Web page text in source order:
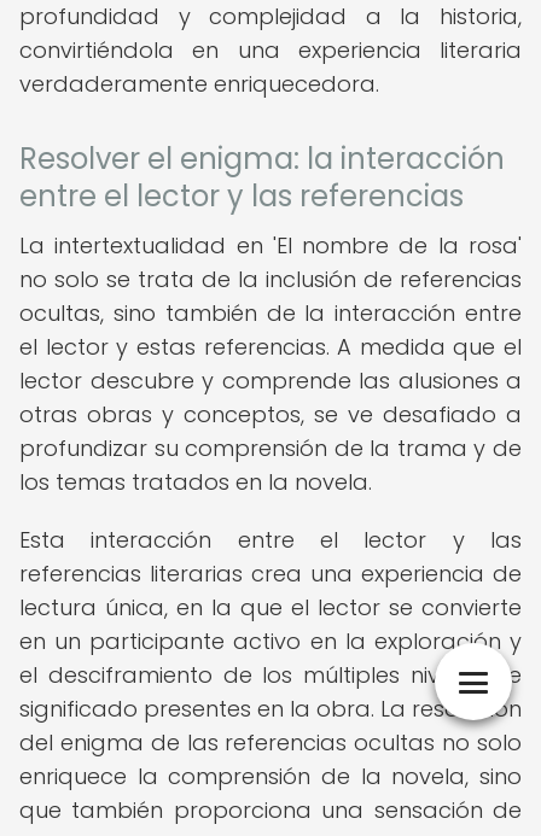
profundidad y complejidad a la historia,
convirtiéndola en una experiencia literaria
verdaderamente enriquecedora.
Resolver el enigma: la interacción
entre el lector y las referencias
La intertextualidad en 'El nombre de la rosa'
no solo se trata de la inclusión de referencias
ocultas, sino también de la interacción entre
el lector y estas referencias. A medida que el
lector descubre y comprende las alusiones a
otras obras y conceptos, se ve desafiado a
profundizar su comprensión de la trama y de
los temas tratados en la novela.
Esta interacción entre el lector y las
referencias literarias crea una experiencia de
lectura única, en la que el lector se convierte
en un participante activo en la exploración y
el desciframiento de los múltiples niveles de
significado presentes en la obra. La resolución
del enigma de las referencias ocultas no solo
enriquece la comprensión de la novela, sino
que también proporciona una sensación de